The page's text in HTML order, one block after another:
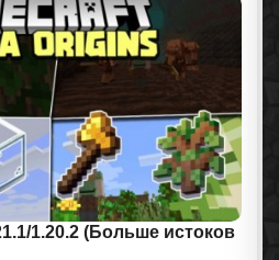
1.20.2 (Больше истоков